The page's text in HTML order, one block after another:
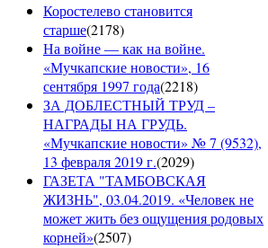
Коростелево становится
старше(2178)
На войне — как на войне.
«Мучкапские новости», 16
сентября 1997 года(2218)
ЗА ДОБЛЕСТНЫЙ ТРУД –
НАГРАДЫ НА ГРУДЬ.
«Мучкапские новости» № 7 (9532),
13 февраля 2019 г.(2029)
ГАЗЕТА "ТАМБОВСКАЯ
ЖИЗНЬ", 03.04.2019. «Человек не
может жить без ощущения родовых
корней»(2507)